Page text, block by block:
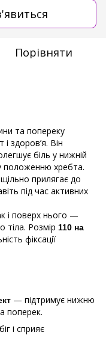
Порівняти
та попереку
здоров’я. Він
біль у нижній
положенню хребта.
прилягає до
під час активних
і поверх нього —
тіла. Розмір 110 на
фіксації
— підтримує нижню
поперек.
і сприяє